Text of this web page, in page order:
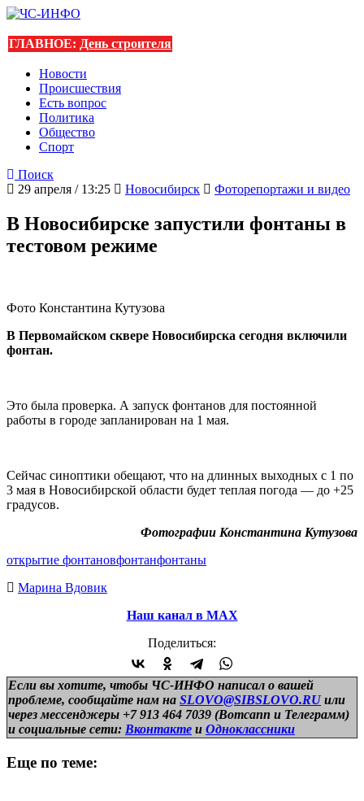
ГЛАВНОЕ: День строителя
Новости
Происшествия
Есть вопрос
Политика
Общество
Спорт
Поиск
29 апреля / 13:25
Новосибирск Фоторепортажи и видео
В Новосибирске запустили фонтаны в
тестовом режиме
Фото Константина Кутузова
В Первомайском сквере Новосибирска сегодня включили
фонтан.
Это была проверка. А запуск фонтанов для постоянной
работы в городе запланирован на 1 мая.
Сейчас синоптики обещают, что на длинных выходных с 1 по
3 мая в Новосибирской области будет теплая погода — до +25
градусов.
Фотографии Константина Кутузова
открытие фонтановфонтанфонтаны
Марина Вдовик
Наш канал в МАХ
Поделиться:
Если вы хотите, чтобы ЧС-ИНФО написал о вашей
проблеме, сообщайте нам на SLOVO@SIBSLOVO.RU или
через мессенджеры +7 913 464 7039 (Вотсапп и Телеграмм)
и социальные сети: Вконтакте и Одноклассники
Еще по теме: